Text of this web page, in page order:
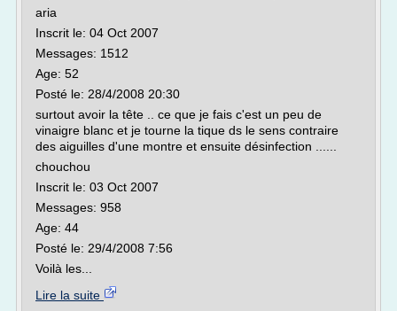
aria
Inscrit le: 04 Oct 2007
Messages: 1512
Age: 52
Posté le: 28/4/2008 20:30
surtout avoir la tête .. ce que je fais c'est un peu de
vinaigre blanc et je tourne la tique ds le sens contraire
des aiguilles d'une montre et ensuite désinfection ......
chouchou
Inscrit le: 03 Oct 2007
Messages: 958
Age: 44
Posté le: 29/4/2008 7:56
Voilà les...
Lire la suite